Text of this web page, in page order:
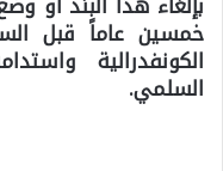
خمسين عاماً قبل
الكونفدرالية
السلمي.